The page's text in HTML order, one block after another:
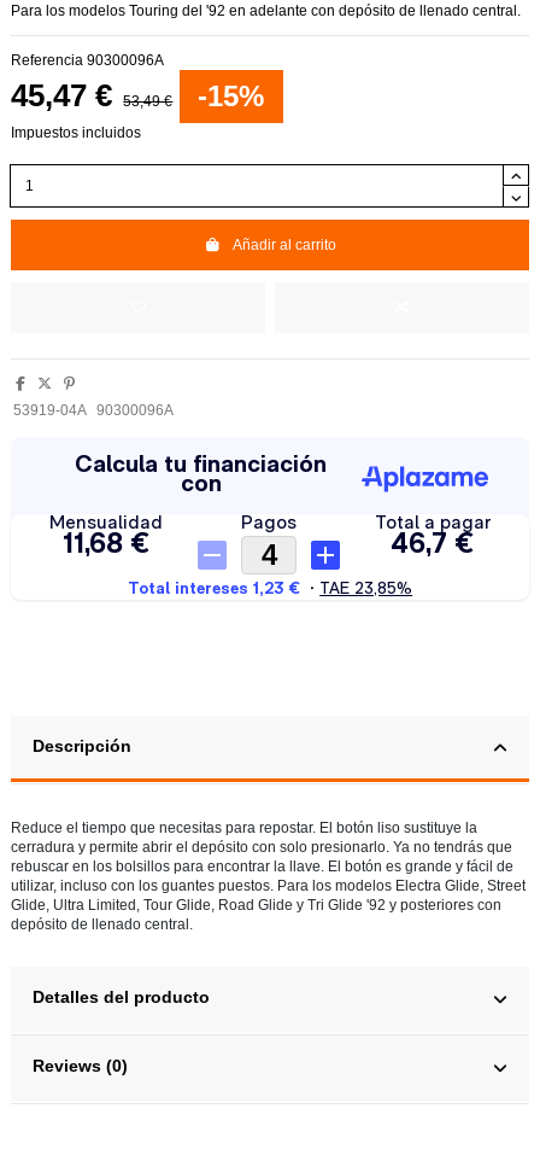
Para los modelos Touring del '92 en adelante con depósito de llenado central.
Referencia 90300096A
45,47 € 53,49 € -15%
Impuestos incluidos
Añadir al carrito
53919-04A 90300096A
Descripción
Reduce el tiempo que necesitas para repostar. El botón liso sustituye la
cerradura y permite abrir el depósito con solo presionarlo. Ya no tendrás que
rebuscar en los bolsillos para encontrar la llave. El botón es grande y fácil de
utilizar, incluso con los guantes puestos. Para los modelos Electra Glide, Street
Glide, Ultra Limited, Tour Glide, Road Glide y Tri Glide '92 y posteriores con
depósito de llenado central.
Detalles del producto
Reviews (0)